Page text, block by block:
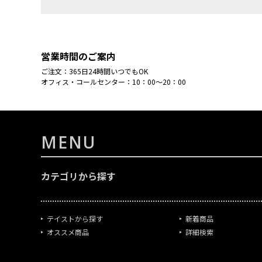
営業時間のご案内
ご注文：365日24時間いつでもOK
オフィス・コールセンター：10：00～20：00
MENU
カテゴリから探す
テイストから探す
オススメ商品
新着商品
詳細検索